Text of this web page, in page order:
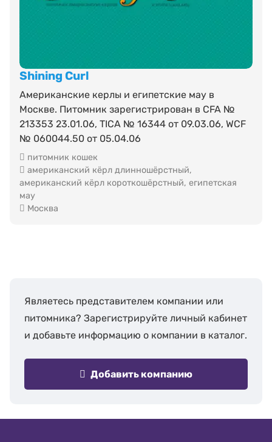
Shining Сurl
Американские керлы и египетские мау в
Москве. Питомник зарегистрирован в CFA №
213353 23.01.06, TICA № 16344 от 09.03.06, WCF
№ 060044.50 от 05.04.06
питомник кошек
американский кёрл длинношёрстный,
американский кёрл короткошёрстный, египетская
мау
Москва
Являетесь представителем компании или
питомника? Зарегистрируйте личный кабинет
и добавьте информацию о компании в каталог.
Добавить компанию